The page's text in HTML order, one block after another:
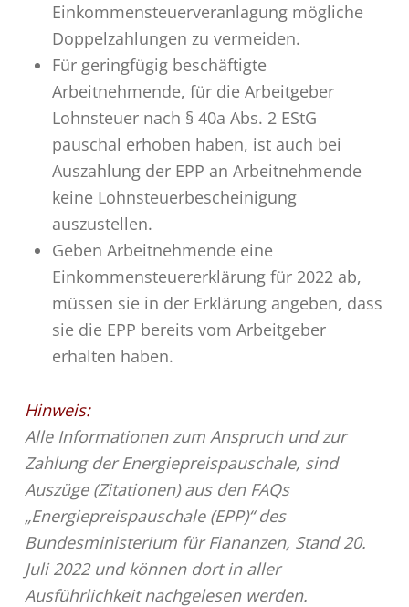
Einkommensteuerveranlagung mögliche
Doppelzahlungen zu vermeiden.
Für geringfügig beschäftigte
Arbeitnehmende, für die Arbeitgeber
Lohnsteuer nach § 40a Abs. 2 EStG
pauschal erhoben haben, ist auch bei
Auszahlung der EPP an Arbeitnehmende
keine Lohnsteuerbescheinigung
auszustellen.
Geben Arbeitnehmende eine
Einkommensteuererklärung für 2022 ab,
müssen sie in der Erklärung angeben, dass
sie die EPP bereits vom Arbeitgeber
erhalten haben.
Hinweis:
Alle Informationen zum Anspruch und zur
Zahlung der Energiepreispauschale, sind
Auszüge (Zitationen) aus den FAQs
„Energiepreispauschale (EPP)“ des
Bundesministerium für Fiananzen, Stand 20.
Juli 2022 und können dort in aller
Ausführlichkeit nachgelesen werden.